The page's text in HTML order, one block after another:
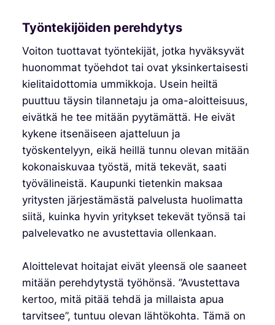
Työntekijöiden perehdytys
Voiton tuottavat työntekijät, jotka hyväksyvät
huonommat työehdot tai ovat yksinkertaisesti
kielitaidottomia ummikkoja. Usein heiltä
puuttuu täysin tilannetaju ja oma-aloitteisuus,
eivätkä he tee mitään pyytämättä. He eivät
kykene itsenäiseen ajatteluun ja
työskentelyyn, eikä heillä tunnu olevan mitään
kokonaiskuvaa työstä, mitä tekevät, saati
työvälineistä. Kaupunki tietenkin maksaa
yritysten järjestämästä palvelusta huolimatta
siitä, kuinka hyvin yritykset tekevät työnsä tai
palvelevatko ne avustettavia ollenkaan.
Aloittelevat hoitajat eivät yleensä ole saaneet
mitään perehdytystä työhönsä. ”Avustettava
kertoo, mitä pitää tehdä ja millaista apua
tarvitsee”, tuntuu olevan lähtökohta. Tämä on